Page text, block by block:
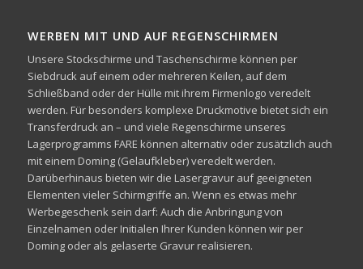
WERBEN MIT UND AUF REGENSCHIRMEN
Unsere Stockschirme und Taschenschirme können per
Siebdruck auf einem oder mehreren Keilen, auf dem
Schließband oder der Hülle mit ihrem Firmenlogo veredelt
werden. Für besonders komplexe Druckmotive bietet sich ein
Transferdruck an – und viele Regenschirme unseres
Lagerprogramms FARE können alternativ oder zusätzlich auch
mit einem Doming (Gelaufkleber) veredelt werden.
Darüberhinaus bieten wir die Lasergravur auf geeigneten
Elementen vieler Schirmgriffe an. Wenn es etwas mehr
Werbegeschenk sein darf: Auch die Anbringung von
Einzelnamen oder Initialen Ihrer Kunden können wir per
Doming oder als gelaserte Gravur realisieren.